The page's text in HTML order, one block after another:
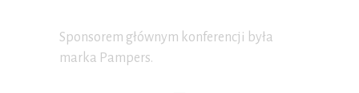
Sponsorem głównym konferencji była
marka Pampers.